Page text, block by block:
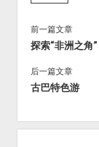
前一篇文章
探索“非洲之角
后一篇文章
古巴特色游